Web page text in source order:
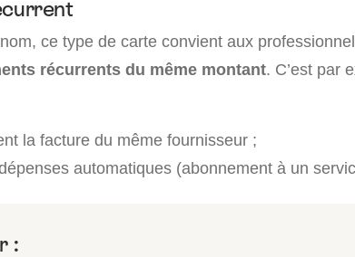
ce type de carte convient aux
récurrents du même montant. C’est par
la facture du même fournisseur ;
automatiques (abonnement à un
: